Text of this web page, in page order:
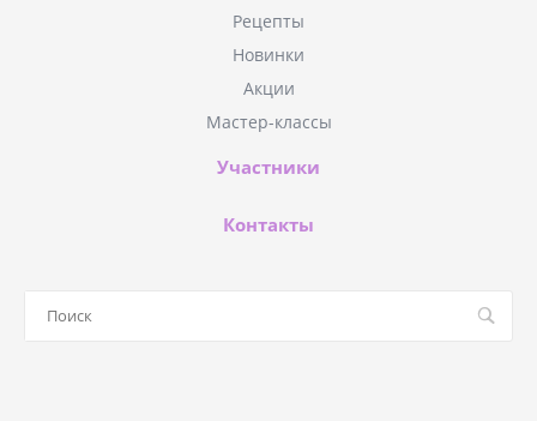
Рецепты
Новинки
Акции
Мастер-классы
Участники
Контакты